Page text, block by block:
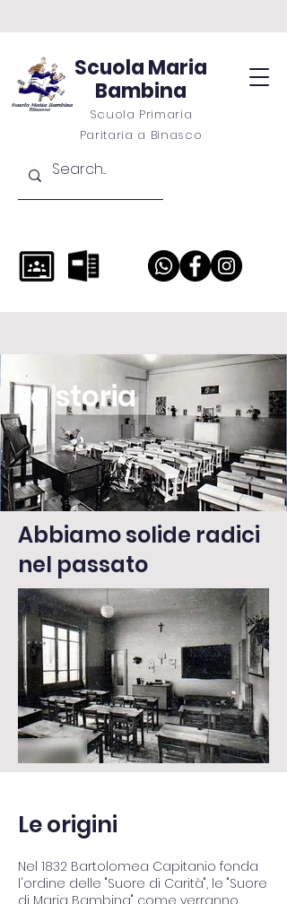
Scuola Maria
Bambina
Scuola Primaria
Paritaria a Binasco
La storia
Abbiamo solide radici
nel passato
Le origini
Nel 1832 Bartolomea Capitanio fonda
l'ordine delle "Suore di Carità", le "Suore
di Maria Bambina" come verranno